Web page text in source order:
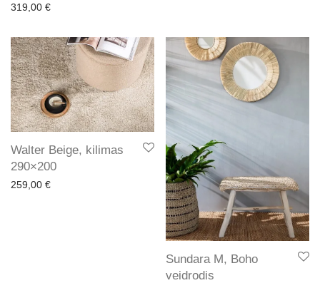
319,00 €
Walter Beige, kilimas
290×200
259,00 €
Sundara M, Boho
veidrodis